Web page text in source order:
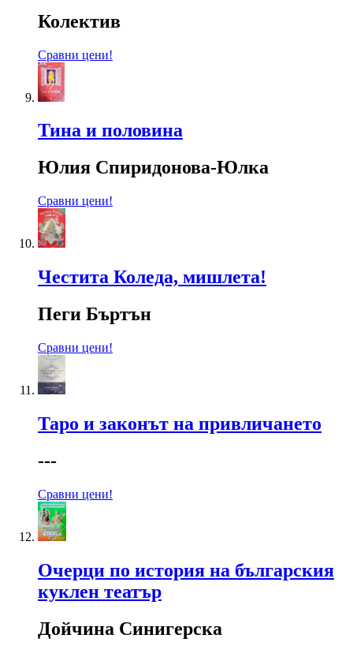
Колектив
Сравни цени!
Тина и половина
Юлия Спиридонова-Юлка
Сравни цени!
Честита Коледа, мишлета!
Пеги Бъртън
Сравни цени!
Таро и законът на привличането
---
Сравни цени!
Очерци по история на българския
куклен театър
Дойчина Синигерска